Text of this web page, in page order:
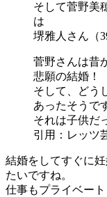
そして菅野美
は
堺雅人さん（
菅野さんは昔
悲願の結婚！
そして、どう
あったそうで
それは子供だ
引用：レッツ
結婚をしてすぐに
たいですね。
仕事もプライベー